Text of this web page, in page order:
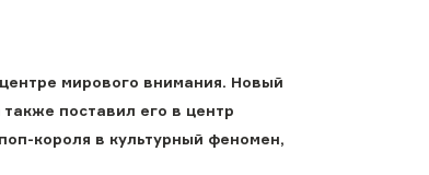
мирового внимания. Новый
поставил его в центр
короля в культурный феномен,